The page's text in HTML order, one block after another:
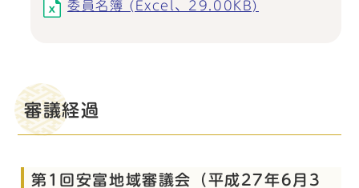
委員名簿 (Excel、29.00KB)
審議経過
第1回安富地域審議会（平成27年6月3